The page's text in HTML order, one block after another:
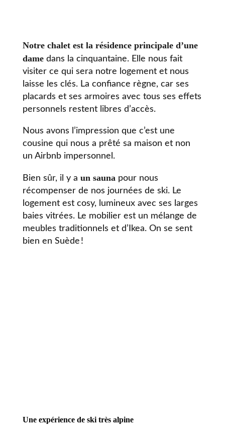
Notre chalet est la résidence principale d’une
damedans la cinquantaine. Elle nous fait
visiter ce qui sera notre logement et nous
laisse les clés. La confiance règne, car ses
placards et ses armoires avec tous ses effets
personnels restent libres d’accès.
Nous avons l’impression que c’est une
cousine qui nous a prêté sa maison et non
un Airbnb impersonnel.
Bien sûr, il y a un saunapour nous
récompenser de nos journées de ski. Le
logement est cosy, lumineux avec ses larges
baies vitrées. Le mobilier est un mélange de
meubles traditionnels et d’Ikea. On se sent
bien en Suède !
Une expérience de ski très alpine